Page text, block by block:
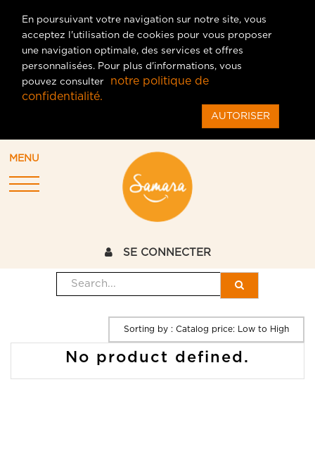
En poursuivant votre navigation sur notre site, vous
acceptez l'utilisation de cookies pour vous proposer
une navigation optimale, des services et offres
personnalisées. Pour plus d'informations, vous
pouvez consulter
notre politique de
confidentialité.
AUTORISER
MENU
SE CONNECTER
Sorting by : Catalog price: Low to High
No product defined.